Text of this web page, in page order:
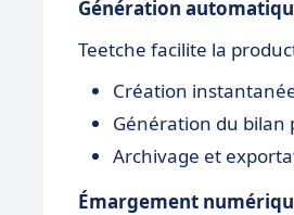
Génération
Teetche facilite la
Création
Génération du bilan
Archivage et
Émargement